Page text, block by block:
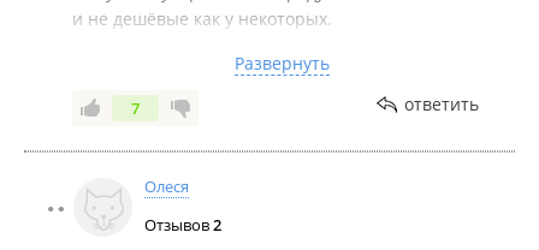
и не дешёвые как у некоторых.
нас и соответствует.
Сахара уходит на неделю 2,5-3 кг., сыр мы
используем натуральный именно сыр а не
сырный продукт, творог тоже натуральный без
добавления сухого молока, кефир с сроком
годности 5-7 дней что говорит о натуральности
продукта, масло сливочное только натуральное и
Развернуть
7 ответить
Олеся
Отзывов2